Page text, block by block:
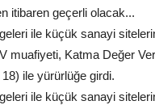
itibaren geçerli olacak...
ile küçük sanayi
muafiyeti, Katma Değer
ile yürürlüğe girdi.
ile küçük sanayi